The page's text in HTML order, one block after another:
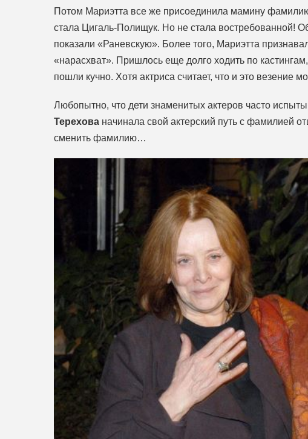
Потом Мариэтта все же присоединила мамину
стала Цигаль-Полищук. Но не стала востребованной!
показали «Раневскую». Более того, Мариэтта
«нарасхват». Пришлось еще долго ходить по
пошли кучно. Хотя актриса считает, что и это везение
Любопытно, что дети знаменитых актеров часто
Терехова начинала свой актерский путь с фамилией
сменить фамилию…